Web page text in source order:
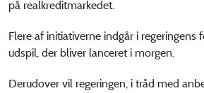
på realkreditmarkedet.
Flere af initiativerne indgår i regeringens
udspil, der bliver lanceret i morgen.
Derudover vil regeringen, i tråd med